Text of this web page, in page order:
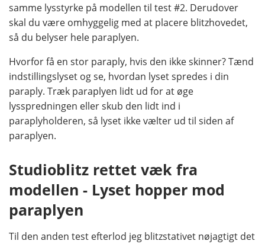
samme lysstyrke på modellen til test #2. Derudover
skal du være omhyggelig med at placere blitzhovedet,
så du belyser hele paraplyen.
Hvorfor få en stor paraply, hvis den ikke skinner? Tænd
indstillingslyset og se, hvordan lyset spredes i din
paraply. Træk paraplyen lidt ud for at øge
lysspredningen eller skub den lidt ind i
paraplyholderen, så lyset ikke vælter ud til siden af
paraplyen.
Studioblitz rettet væk fra
modellen - Lyset hopper mod
paraplyen
Til den anden test efterlod jeg blitzstativet nøjagtigt det